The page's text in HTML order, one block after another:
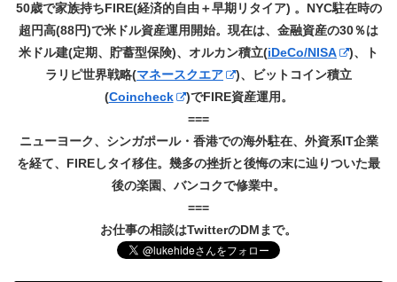
50歳で家族持ちFIRE(経済的自由＋早期リタイア) 。NYC駐在時の
超円高(88円)で米ドル資産運用開始。現在は、金融資産の30％は
米ドル建(定期、貯蓄型保険)、オルカン積立(iDeCo/NISA
)、ト
ラリピ世界戦略(マネースクエア
)、ビットコイン積立
(Coincheck
)でFIRE資産運用。
===
ニューヨーク、シンガポール・香港での海外駐在、外資系IT企業
を経て、FIREしタイ移住。幾多の挫折と後悔の末に辿りついた最
後の楽園、バンコクで修業中。
===
お仕事の相談はTwitterのDMまで。